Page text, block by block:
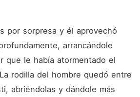
por sorpresa y él aprovechó
arrancándole
que le había atormentado el
rodilla del hombre quedó entre
abriéndolas y dándole más